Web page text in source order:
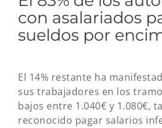
con asalariados
sueldos por
El 14% restante ha
sus trabajadores en los
bajos entre 1.040€ y 1.080€,
reconocido pagar salarios